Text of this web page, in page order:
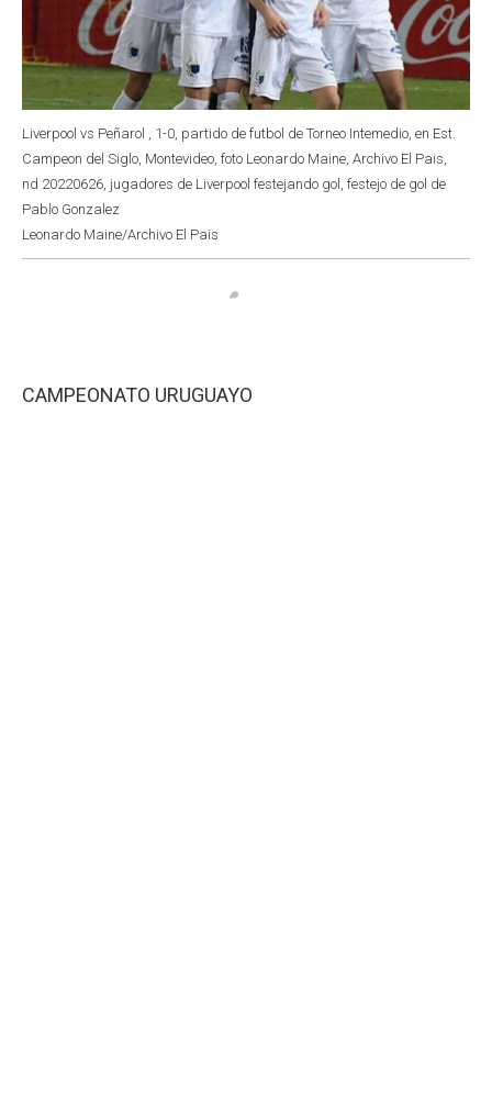
Liverpool vs Peñarol , 1-0, partido de futbol de Torneo Intemedio, en Est.
Campeon del Siglo, Montevideo, foto Leonardo Maine, Archivo El Pais,
nd 20220626, jugadores de Liverpool festejando gol, festejo de gol de
Pablo Gonzalez
Leonardo Maine/Archivo El Pais
CAMPEONATO URUGUAYO